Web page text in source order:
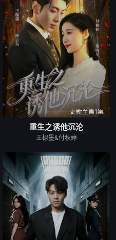
更新至第1集
重生之诱他沉沦
王棣墨&付秋婷